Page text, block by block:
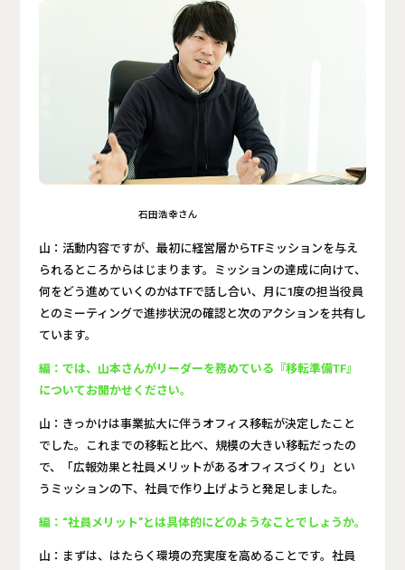
石田浩幸さん
山：活動内容ですが、最初に経営層からTFミッションを与え
られるところからはじまります。ミッションの達成に向けて、
何をどう進めていくのかはTFで話し合い、月に1度の担当役員
とのミーティングで進捗状況の確認と次のアクションを共有し
ています。
編：では、山本さんがリーダーを務めている『移転準備TF』
についてお聞かせください。
山：きっかけは事業拡大に伴うオフィス移転が決定したこと
でした。これまでの移転と比べ、規模の大きい移転だったの
で、「広報効果と社員メリットがあるオフィスづくり」とい
うミッションの下、社員で作り上げようと発足しました。
編：“社員メリット”とは具体的にどのようなことでしょうか。
山：まずは、はたらく環境の充実度を高めることです。社員